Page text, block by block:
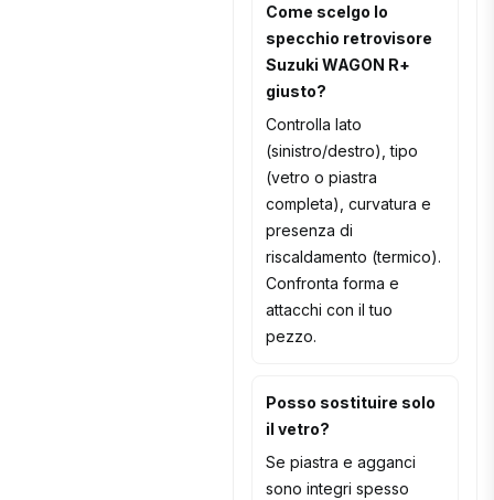
Come scelgo lo
specchio retrovisore
Suzuki WAGON R+
giusto?
Controlla lato
(sinistro/destro), tipo
(vetro o piastra
completa), curvatura e
presenza di
riscaldamento (termico).
Confronta forma e
attacchi con il tuo
pezzo.
Posso sostituire solo
il vetro?
Se piastra e agganci
sono integri spesso